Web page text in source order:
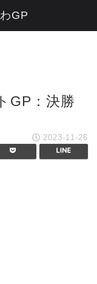
GP：決勝
2023-11-26
GP